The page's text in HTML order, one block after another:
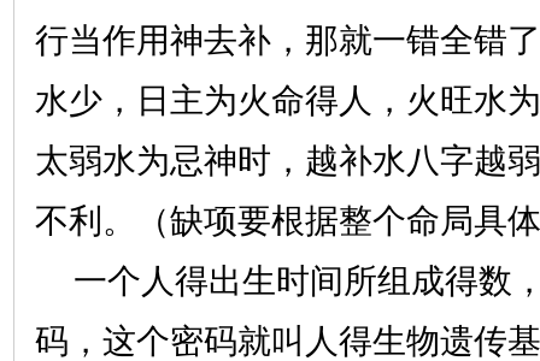
行当作用神去补，那就一错全错
水少，日主为火命得人，火旺水
太弱水为忌神时，越补水八字越
不利。（缺项要根据整个命局具
一个人得出生时间所组成得数
码，这个密码就叫人得生物遗传